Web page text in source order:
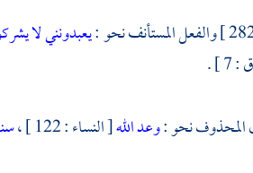
والفعل المستأنف نحو :يعبدونني لا
] .
المحذوف نحو :وعد الله[ النساء : 122 ] ،